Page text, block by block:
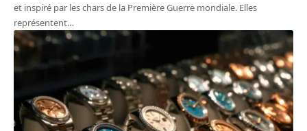
et inspiré par les chars de la Première Guerre mondiale. Elles
représentent…